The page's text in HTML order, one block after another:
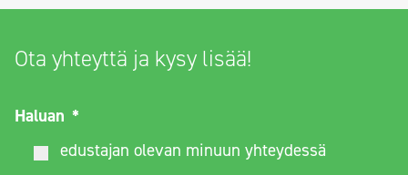
Ota yhteyttä ja kysy lisää!
Haluan *
edustajan olevan minuun yhteydessä